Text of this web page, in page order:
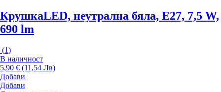
КрушкаLED, неутрална бяла, E27, 7,5 W,
690 lm
(1)
В наличност
5,90 € (11,54 Лв)
Добави
Добави